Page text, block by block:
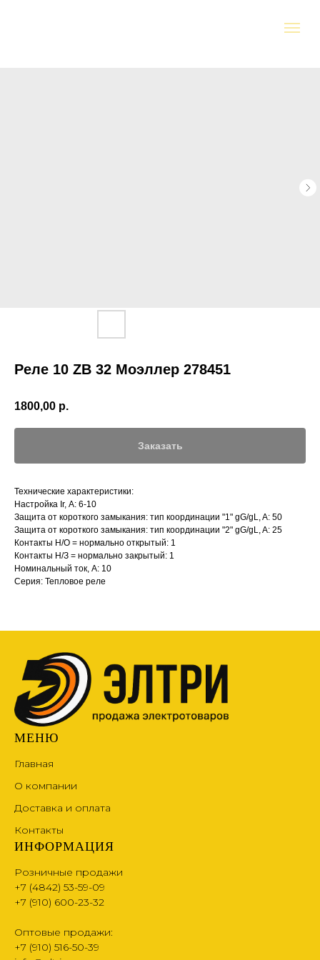
Реле 10 ZB 32 Моэллер 278451
1800,00 р.
Заказать
Технические характеристики:
Настройка Ir, А: 6-10
Защита от короткого замыкания: тип координации "1" gG/gL, A: 50
Защита от короткого замыкания: тип координации "2" gG/gL, A: 25
Контакты Н/О = нормально открытый: 1
Контакты Н/З = нормально закрытый: 1
Номинальный ток, А: 10
Серия: Тепловое реле
МЕНЮ
Главная
О компании
Доставка и оплата
Контакты
ИНФОРМАЦИЯ
Розничные продажи
+7 (4842) 53-59-09
+7 (910) 600-23-32
Оптовые продажи:
+7 (910) 516-50-39